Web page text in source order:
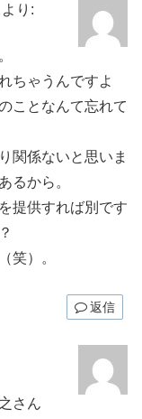
より:
ちゃうんですよ
ことなんて忘れて
関係ないと思いま
るから。
提供すれば別です
笑）。
返信
さん